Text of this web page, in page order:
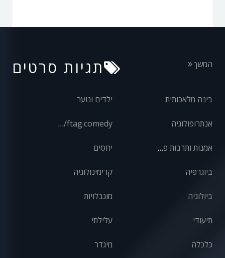
תגיות סרטים המשך
בינה מלאכותית
אנתרופולוגיה
אמנות ותרבות פופולרית
ביוגרפיה
ביולוגיה
ילדים ונוער
front/ftag.comedy
יחסים
קרימינולוגיה
מוגבלויות
תיעודי
כלכלה
עלילתי
מיגדר